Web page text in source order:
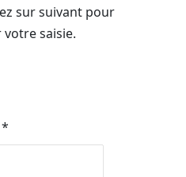
sur suivant pour
saisie.